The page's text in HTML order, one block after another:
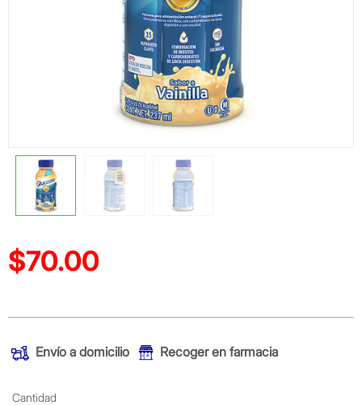
Precio reducido de
$70.00
Envío a domicilio Recoger en farmacia
Cantidad